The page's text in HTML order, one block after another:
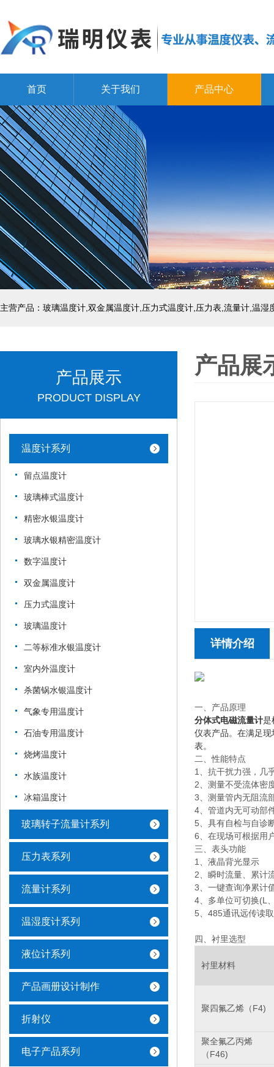
首页 关于我们 产品中心
产品展示
PRODUCT DISPLAY
温度计系列
留点温度计
玻璃棒式温度计
精密水银温度计
玻璃水银精密温度计
数字温度计
双金属温度计
压力式温度计
玻璃温度计
二等标准水银温度计
室内外温度计
杀菌锅水银温度计
气象专用温度计
石油专用温度计
烧烤温度计
水族温度计
冰箱温度计
玻璃转子流量计系列
压力表系列
流量计系列
温湿度计系列
液位计系列
产品画册设计制作
折射仪
电子产品系列
产品展
详情介绍
一、产品原理
分体式电磁流量计是
仪表产品。在满足
表。
二、性能特点
1、抗干扰力强，几
2、测量不受流体密
3、测量管内无阻流
4、管道内无可动部
5、具有自检与自诊
6、在现场可根据用
三、表头功能
1、液晶背光显示
2、瞬时流量、累计
3、一键查询净累计
4、多单位可切换(L
5、485通讯远传读
四、衬里选型
衬里材料
聚四氟乙烯（F4)
聚全氟乙丙烯
（F46)